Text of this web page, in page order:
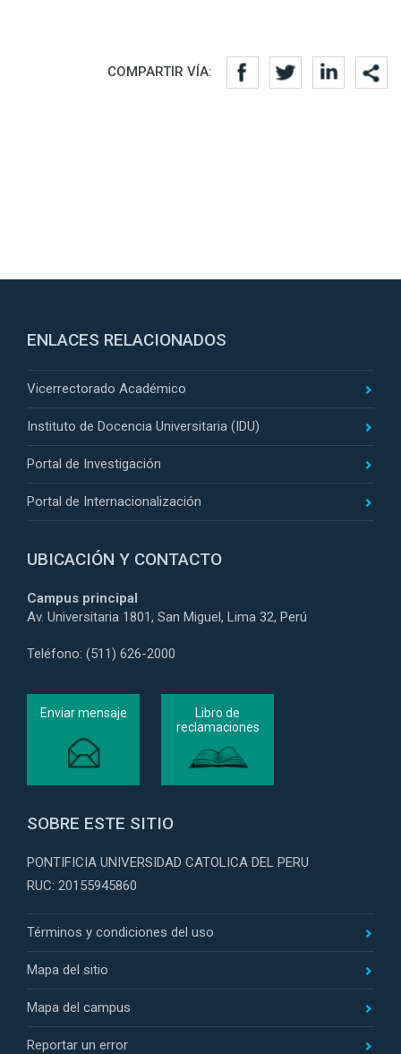
Redes sociales
COMPARTIR VÍA:
ENLACES RELACIONADOS
Vicerrectorado Académico
Instituto de Docencia Universitaria (IDU)
Portal de Investigación
Portal de Internacionalización
UBICACIÓN Y CONTACTO
Campus principal
Av. Universitaria 1801, San Miguel, Lima 32, Perú
Teléfono: (511) 626-2000
Enviar mensaje
Libro de
reclamaciones
SOBRE ESTE SITIO
PONTIFICIA UNIVERSIDAD CATOLICA DEL PERU
RUC: 20155945860
Términos y condiciones del uso
Mapa del sitio
Mapa del campus
Reportar un error